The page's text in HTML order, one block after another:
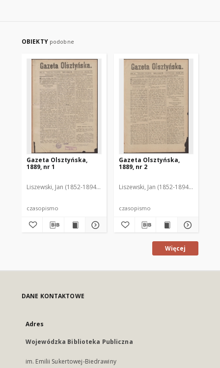
OBIEKTY podobne
Gazeta Olsztyńska,
1889, nr 1
Liszewski, Jan (1852-1894). Red.
czasopismo
Gazeta Olsztyńska,
1889, nr 2
Liszewski, Jan (1852-1894). Red.
czasopismo
Więcej
DANE KONTAKTOWE
Adres
Wojewódzka Biblioteka Publiczna
im. Emilii Sukertowej-Biedrawiny